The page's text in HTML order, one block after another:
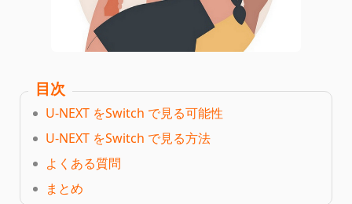
目次
U-NEXT をSwitch で見る可能性
U-NEXT をSwitch で見る方法
よくある質問
まとめ